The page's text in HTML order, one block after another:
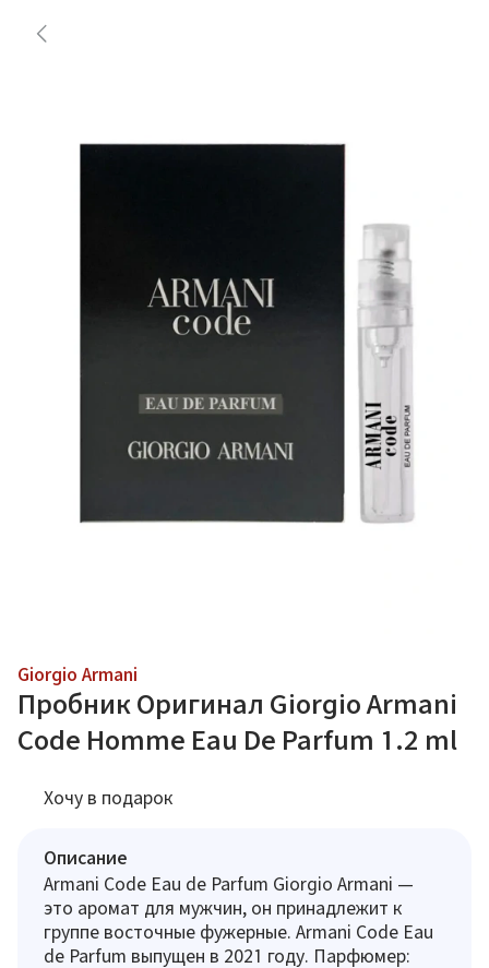
Giorgio Armani
Пробник Оригинал Giorgio Armani
Code Homme Eau De Parfum 1.2 ml
Хочу в подарок
Описание
Armani Code Eau de Parfum Giorgio Armani —
это аромат для мужчин, он принадлежит к
группе восточные фужерные. Armani Code Eau
de Parfum выпущен в 2021 году. Парфюмер: